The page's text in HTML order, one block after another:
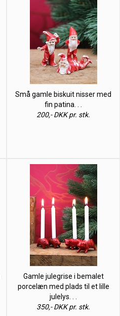
Små gamle biskuit nisser med
fin patina. . .
200,- DKK pr. stk.
Gamle julegrise i bemalet
porcelæn med plads til et lille
julelys. . .
350,- DKK pr. stk.